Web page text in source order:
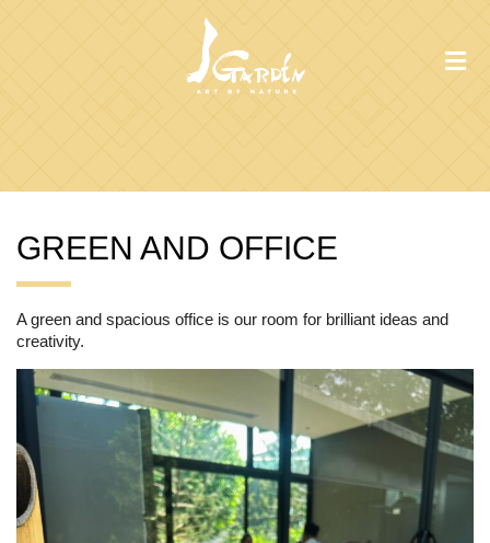
GREEN AND OFFICE
A green and spacious office is our room for brilliant ideas and
creativity.